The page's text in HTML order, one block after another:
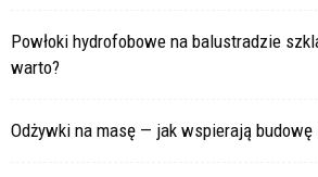
Powłoki hydrofobowe na balustradzie
warto?
Odżywki na masę — jak wspierają budowę